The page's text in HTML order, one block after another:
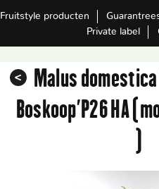
Fruitstyle producten
Private label
Malus domestica
Boskoop’P26 HA
)